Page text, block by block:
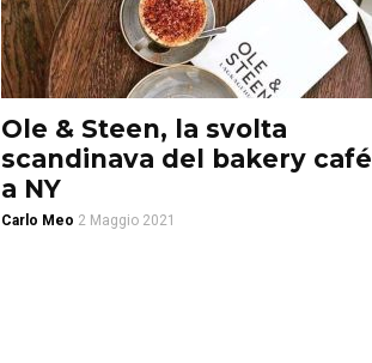
Ole & Steen, la svolta
scandinava del bakery café
a NY
Carlo Meo 2 Maggio 2021